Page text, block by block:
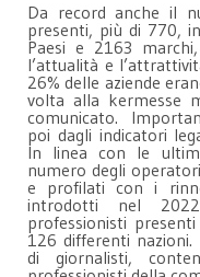
Da record anche il
presenti, più di 770,
Paesi e 2163
l’attualità e
26% delle aziende
volta alla kermesse
comunicato.
poi dagli indicatori
In linea con le
numero degli
e profilati con i
introdotti nel
professionisti
126 differenti
di giornalisti,